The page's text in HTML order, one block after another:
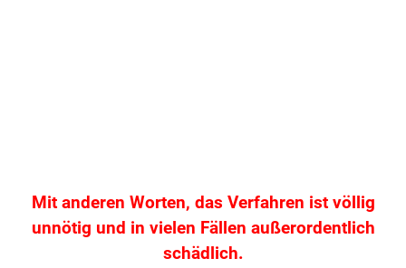
Mit anderen Worten, das Verfahren ist völlig
unnötig und in vielen Fällen außerordentlich
schädlich.